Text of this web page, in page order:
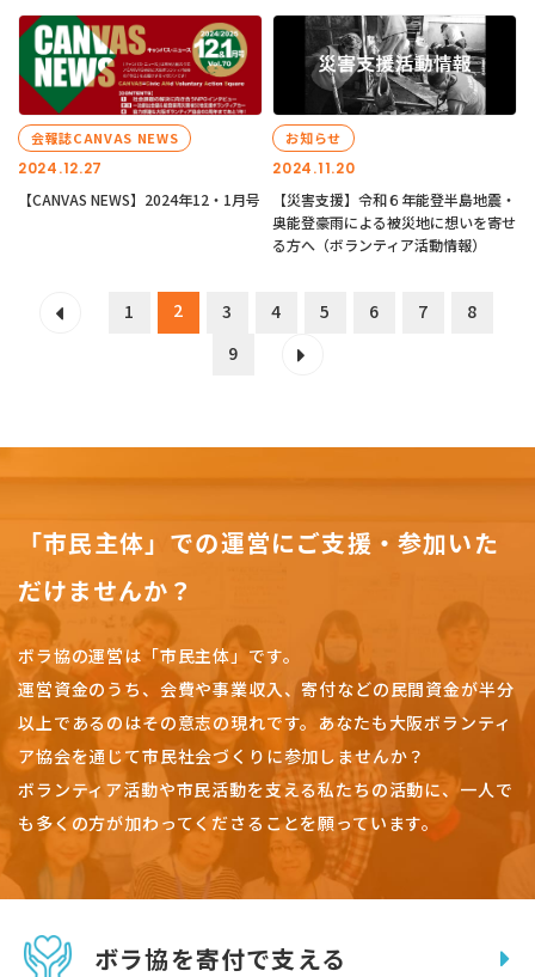
2024.12.27
会報誌CANVAS NEWS
【CANVAS NEWS】2024年12・1月号
2024.11.20
お知らせ
【災害支援】令和６年能登半島地震・
奥能登豪雨による被災地に想いを寄せ
る方へ（ボランティア活動情報）
1 2 3 4 5 6 7
8
9
「市民主体」での運営にご支援・参加いた
だけませんか？
ボラ協の運営は「市民主体」です。
運営資金のうち、会費や事業収入、寄付などの民間資金が半分
以上であるのはその意志の現れです。 あなたも大阪ボランティ
ア協会を通じて市民社会づくりに参加しませんか？
ボランティア活動や市民活動を支える私たちの活動に、一人で
も多くの方が加わってくださることを願っています。
ボラ協を寄付で支える